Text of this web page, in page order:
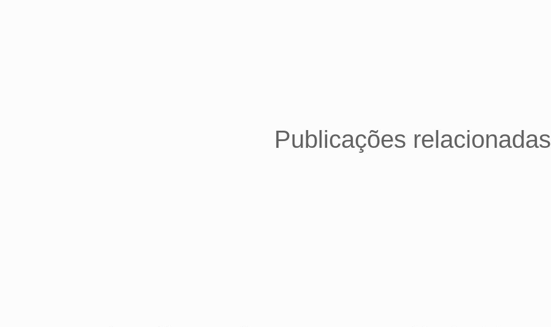
Publicações relacionadas